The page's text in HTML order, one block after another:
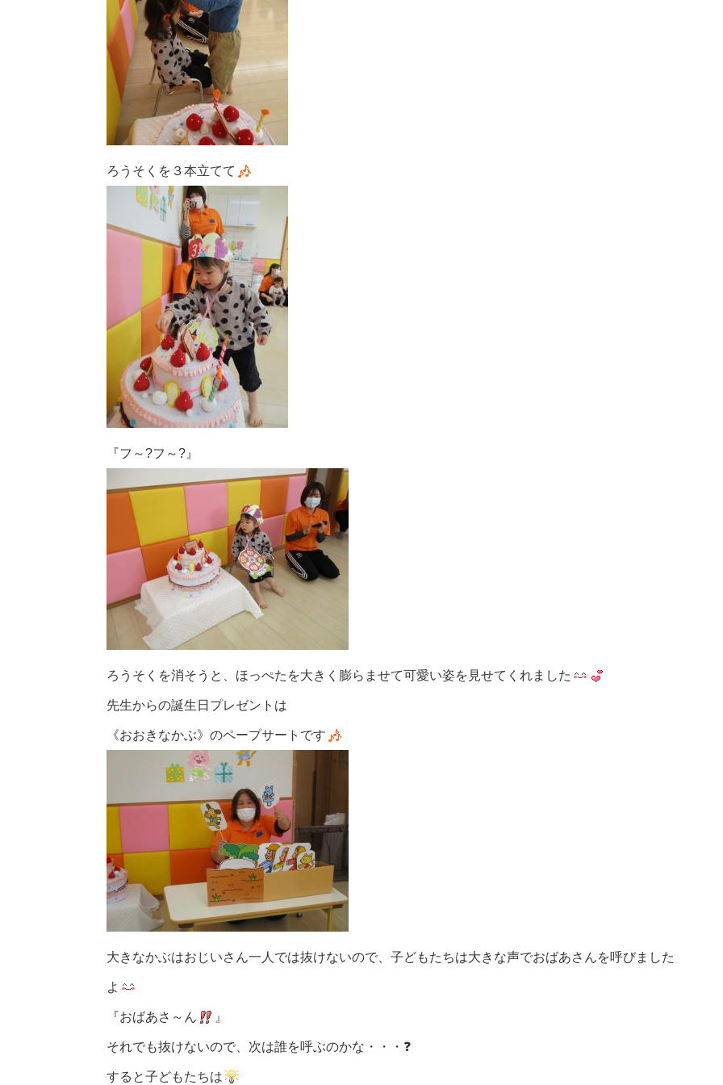
ろうそくを３本立てて
『フ～?フ～?』
ろうそくを消そうと、ほっぺたを大きく膨らませて可愛い姿を見せてくれました
先生からの誕生日プレゼントは
《おおきなかぶ》のペープサートです
大きなかぶはおじいさん一人では抜けないので、子どもたちは大きな声でおばあさんを呼びました
よ
『おばあさ～ん 』
それでも抜けないので、次は誰を呼ぶのかな・・・❓
すると子どもたちは